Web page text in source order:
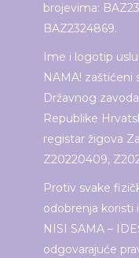
brojevima:
BAZ2324869.
Ime i logotip
NAMA! zaštićeni
Državnog
Republike
registar žigova
Z20220409,
Protiv svake
odobrenja koristi
NISI SAMA –
odgovarajuće